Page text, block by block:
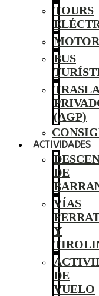
TOURS
MOTOR
BUS
(AGP)
ACTIVIDADES
DE
VÍAS
Y
DE
VUELO